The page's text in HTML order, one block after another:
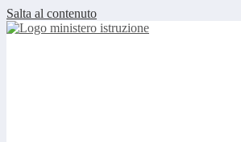
Salta al contenuto